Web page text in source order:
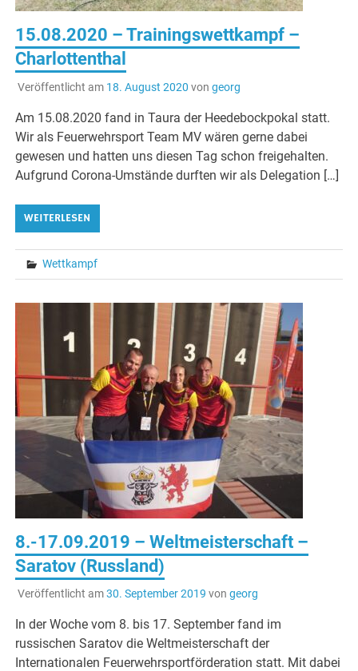
15.08.2020 – Trainingswettkampf –
Charlottenthal
Veröffentlicht am 18. August 2020 von georg
Am 15.08.2020 fand in Taura der Heedebockpokal statt.
Wir als Feuerwehrsport Team MV wären gerne dabei
gewesen und hatten uns diesen Tag schon freigehalten.
Aufgrund Corona-Umstände durften wir als Delegation […]
WEITERLESEN
Wettkampf
8.-17.09.2019 – Weltmeisterschaft –
Saratov (Russland)
Veröffentlicht am30. September 2019 von georg
In der Woche vom 8. bis 17. September fand im
russischen Saratov die Weltmeisterschaft der
Internationalen Feuerwehrsportförderation statt. Mit dabei